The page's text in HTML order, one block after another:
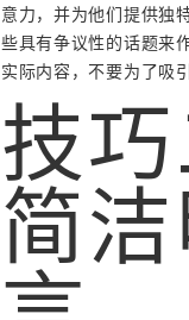
意力，并为他们提供独
些具有争议性的话题来
实际内容，不要为了吸
技
简